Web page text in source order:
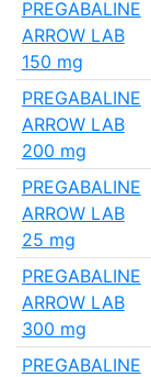
PREGABALINE
ARROW LAB
150 mg
PREGABALINE
ARROW LAB
200 mg
PREGABALINE
ARROW LAB
25 mg
PREGABALINE
ARROW LAB
300 mg
PREGABALINE